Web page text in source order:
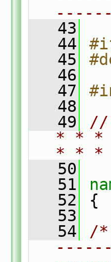
   43
   44
   45
   46
   47
   48
   49
//
* * *
* *
   50
   51
   52
{
   53
   54
/